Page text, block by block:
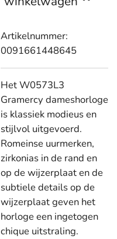
Artikelnummer:
0091661448645
Het W0573L3
Gramercy dameshorloge
is klassiek modieus en
stijlvol uitgevoerd.
Romeinse uurmerken,
zirkonias in de rand en
op de wijzerplaat en de
subtiele details op de
wijzerplaat geven het
horloge een ingetogen
chique uitstraling.